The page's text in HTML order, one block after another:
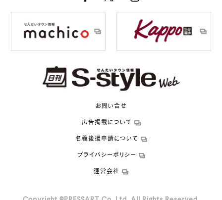
お問い合せ
広告掲載について
名義後援申請について
プライバシーポリシー
運営会社